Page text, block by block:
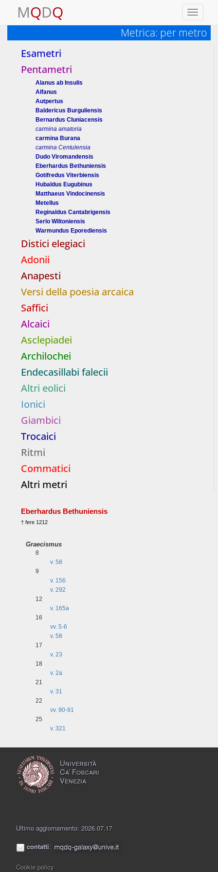
MQDQ
Toggle
Metrica: per metro
Esametri
Pentametri
Alanus ab Insulis
Alfanus
Autpertus
Baldericus Burguliensis
Bernardus Cluniacensis
carmina amatoria
carmina Burana
carmina Centulensia
Dudo Viromandensis
Eberhardus Bethuniensis
Gotifredus Viterbiensis
Hubaldus Eugubinus
Matthaeus Vindocinensis
Metellus
Reginaldus Cantabrigensis
Serlo Wiltoniensis
Warmundus Eporediensis
Distici elegiaci
Adonii
Anapesti
Versi della poesia arcaica
Saffici
Alcaici
Asclepiadei
Archilochei
Endecasillabi falecii
Altri eolici
Ionici
Giambici
Trocaici
Ritmi
Commatici
Altri metri
Eberhardus Bethuniensis
† fere 1212
Graecismus
8
v. 58
9
v. 156
v. 292
12
v. 165a
16
vv. 5-6
v. 58
17
v. 23
18
v. 2a
21
v. 31
22
vv. 90-91
25
v. 321
Università
Ca’ Foscari
Venezia
Ultimo aggiornamento: 2026.07.17
contatti:
Cookie policy